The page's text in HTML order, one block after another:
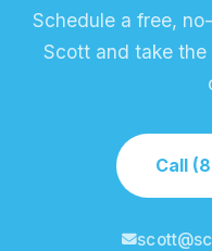
Schedule a free,
Scott and take
Call